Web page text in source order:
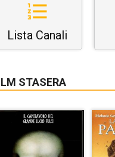
Lista Canali
STASERA